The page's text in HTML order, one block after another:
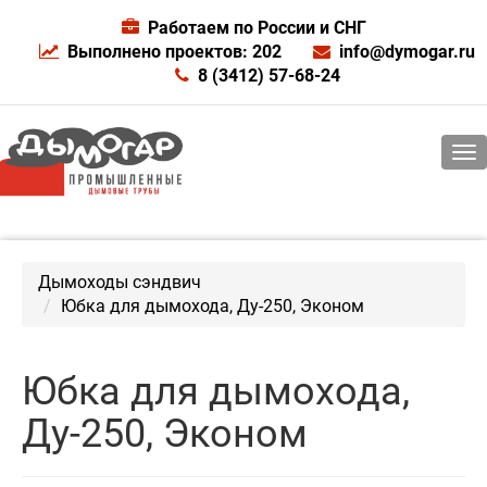
Работаем по России и СНГ
Выполнено проектов: 202
info@dymogar.ru
8 (3412) 57-68-24
Дымоходы сэндвич
Юбка для дымохода, Ду-250, Эконом
Юбка для дымохода,
Ду-250, Эконом